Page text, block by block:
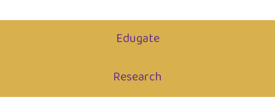
Edugate
Research